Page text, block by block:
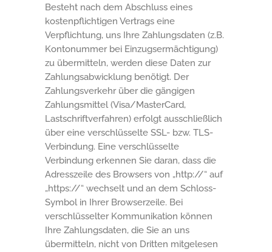
Besteht nach dem Abschluss eines
kostenpflichtigen Vertrags eine
Verpflichtung, uns Ihre Zahlungsdaten (z.B.
Kontonummer bei Einzugsermächtigung)
zu übermitteln, werden diese Daten zur
Zahlungsabwicklung benötigt. Der
Zahlungsverkehr über die gängigen
Zahlungsmittel (Visa/MasterCard,
Lastschriftverfahren) erfolgt ausschließlich
über eine verschlüsselte SSL- bzw. TLS-
Verbindung. Eine verschlüsselte
Verbindung erkennen Sie daran, dass die
Adresszeile des Browsers von „http://“ auf
„https://“ wechselt und an dem Schloss-
Symbol in Ihrer Browserzeile. Bei
verschlüsselter Kommunikation können
Ihre Zahlungsdaten, die Sie an uns
übermitteln, nicht von Dritten mitgelesen